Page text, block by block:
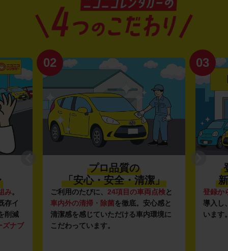
み。
存イ
削減
ズナブ
02
プロ品質の
「安心・安全・清潔」
ご利用のたびに、 24項目の車両点検と
車内外の清掃・除菌を徹底。安心感と
清潔感を感じていただける車内環境に
こだわっています。
03
登録か
導入し
います